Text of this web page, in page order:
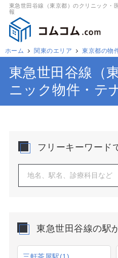
東急世田谷線（東京都）のクリニック・
報
ホーム 関東のエリア 東京都の物
東急世田谷線（
ニック物件・テ
フリーキーワード
東急世田谷線の駅
三軒茶屋駅(1)